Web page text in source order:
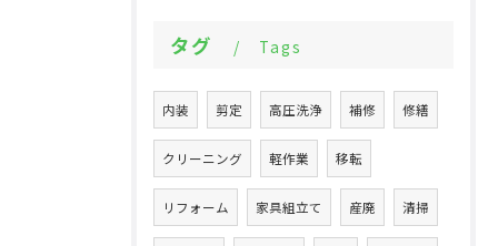
タグ Tags
内装 剪定 高圧洗浄 補修 修繕
クリーニング 軽作業 移転
リフォーム 家具組立て 産廃 清掃